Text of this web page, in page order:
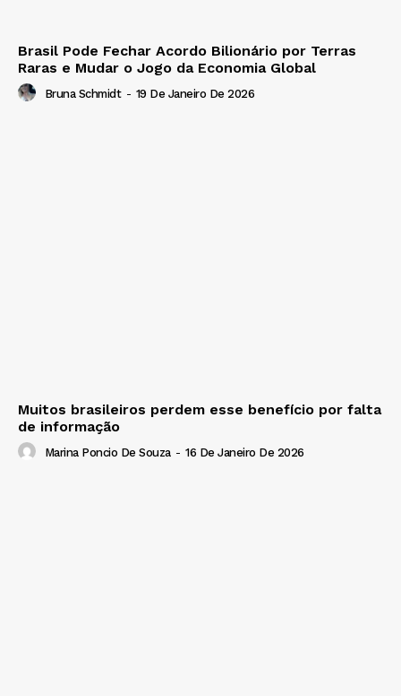
Brasil Pode Fechar Acordo Bilionário por Terras
Raras e Mudar o Jogo da Economia Global
Bruna Schmidt - 19 De Janeiro De 2026
Muitos brasileiros perdem esse benefício por falta
de informação
Marina Poncio De Souza - 16 De Janeiro De 2026